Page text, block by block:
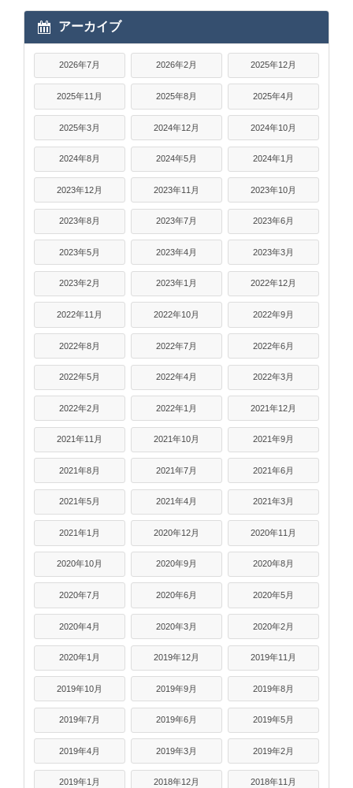
アーカイブ
2026年7月 2026年2月 2025年12月
2025年11月 2025年8月 2025年4月
2025年3月 2024年12月 2024年10月
2024年8月 2024年5月 2024年1月
2023年12月 2023年11月 2023年10月
2023年8月 2023年7月 2023年6月
2023年5月 2023年4月 2023年3月
2023年2月 2023年1月 2022年12月
2022年11月 2022年10月 2022年9月
2022年8月 2022年7月 2022年6月
2022年5月 2022年4月 2022年3月
2022年2月 2022年1月 2021年12月
2021年11月 2021年10月 2021年9月
2021年8月 2021年7月 2021年6月
2021年5月 2021年4月 2021年3月
2021年1月 2020年12月 2020年11月
2020年10月 2020年9月 2020年8月
2020年7月 2020年6月 2020年5月
2020年4月 2020年3月 2020年2月
2020年1月 2019年12月 2019年11月
2019年10月 2019年9月 2019年8月
2019年7月 2019年6月 2019年5月
2019年4月 2019年3月 2019年2月
2019年1月 2018年12月 2018年11月